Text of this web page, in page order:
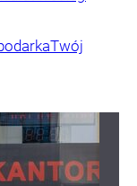
Twój